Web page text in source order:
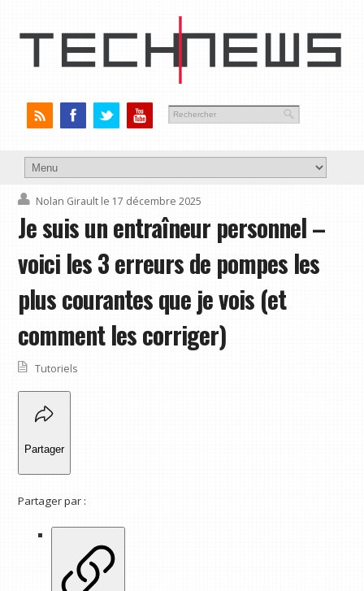
Nolan Girault le 17 décembre 2025
Je suis un entraîneur personnel –
voici les 3 erreurs de pompes les
plus courantes que je vois (et
comment les corriger)
Tutoriels
Partager
Partager par :